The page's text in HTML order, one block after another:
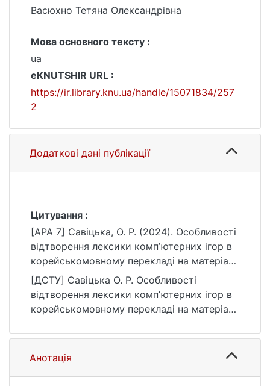
Васюхно Тетяна Олександрівна
Мова основного тексту :
ua
eKNUTSHIR URL :
https://ir.library.knu.ua/handle/15071834/257
2
Додаткові дані публікації
Цитування :
[APA 7] Савіцька, О. Р. (2024). Особливості
відтворення лексики компʼютерних ігор в
корейськомовному перекладі на матеріалі
гри «resident evil 4»: лінгво-культурологічні
аспекти [Бакалаврська робота, Київський
національний університет імені Тараса
Шевченка]. eKNUTSHIR.
https://ir.library.knu.ua/handle/15071834/257
[ДСТУ] Савіцька О. Р. Особливості
відтворення лексики компʼютерних ігор в
корейськомовному перекладі на матеріалі
аспекти : кваліфікаційна робота бакалавра
: 03 Гуманітарні науки / наук. кер. Т. О.
Васюхно. Київ, 2024. 72 с. URL:
Анотація